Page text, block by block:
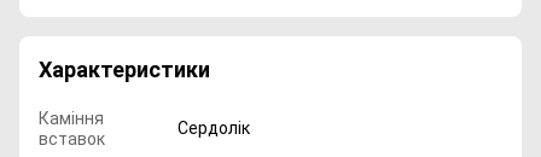
Характеристики
Каміння
вставок
Сердолік